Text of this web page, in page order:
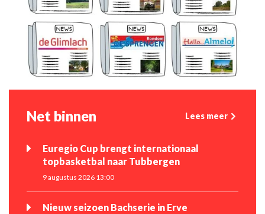
Net binnen Lees meer
Euregio Cup brengt internationaal
topbasketbal naar Tubbergen
9 augustus 2026 13:00
Nieuw seizoen Bachserie in Erve